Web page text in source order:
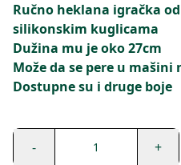
Ručno heklana igračka
silikonskim kuglicama
Dužina mu je oko 27cm
Može da se pere u mašini
Dostupne su i druge boje
- 1 +